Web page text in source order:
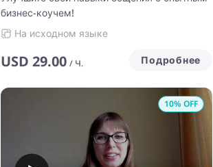
бизнес-коучем!
На исходном языке
USD 29.00 / Ч. Подробнее
10% OFF